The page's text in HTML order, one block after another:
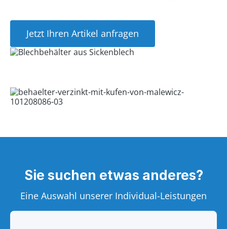
Jetzt Ihren Artikel anfragen
Sie suchen etwas anderes?
Eine Auswahl unserer Individual-Leistungen